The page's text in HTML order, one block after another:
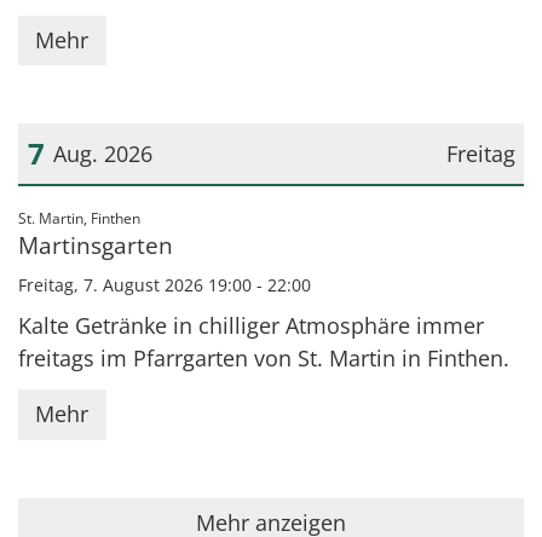
Mehr
Freitag
7 Aug. 2026
Datum: 7. August 2026
St. Martin, Finthen:
Martinsgarten
Freitag, 7. August 2026 19:00 - 22:00
Kalte Getränke in chilliger Atmosphäre immer
freitags im Pfarrgarten von St. Martin in Finthen.
Mehr
Mehr anzeigen